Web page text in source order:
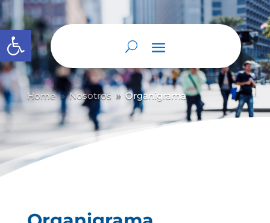
Abrir barra de herramientas
Home 9 Nosotros 9 Organigrama